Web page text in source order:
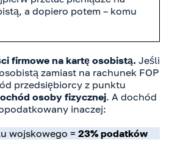
a dopiero potem – komu
firmowe na kartę osobistą. Jeśli
zamiast na rachunek FOP
przedsiębiorcy z punktu
osoby fizycznej. A dochód
inaczej:
wojskowego = 23% podatków